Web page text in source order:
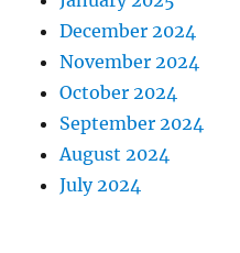
December 2024
November 2024
October 2024
September 2024
August 2024
July 2024